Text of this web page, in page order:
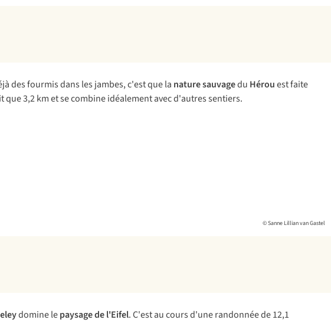
des fourmis dans les jambes, c'est que la nature sauvagedu Hérouest faite
3,2 km et se combine idéalement avec d'autres sentiers.
© Sanne Lillian van Gastel
domine lepaysage de l'Eifel. C'est au cours d'une randonnée de 12,1